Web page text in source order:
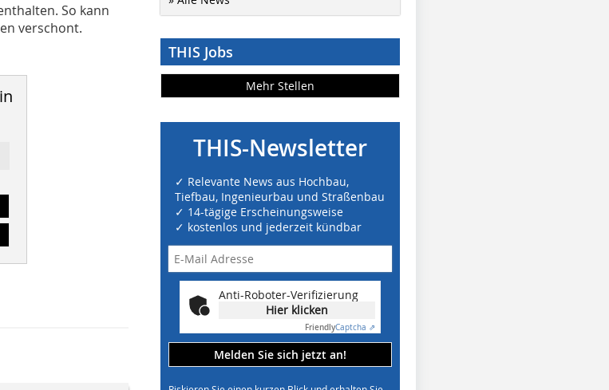
So kann
verschont.
THIS Jobs
Mehr Stellen
THIS-Newsletter
✓ Relevante News aus Hochbau,
Tiefbau, Ingenieurbau und Straßenbau
✓ 14-tägige Erscheinungsweise
✓ kostenlos und jederzeit kündbar
Anti-Roboter-Verifizierung
Hier klicken
FriendlyCaptcha ⇗
Melden Sie sich jetzt an!